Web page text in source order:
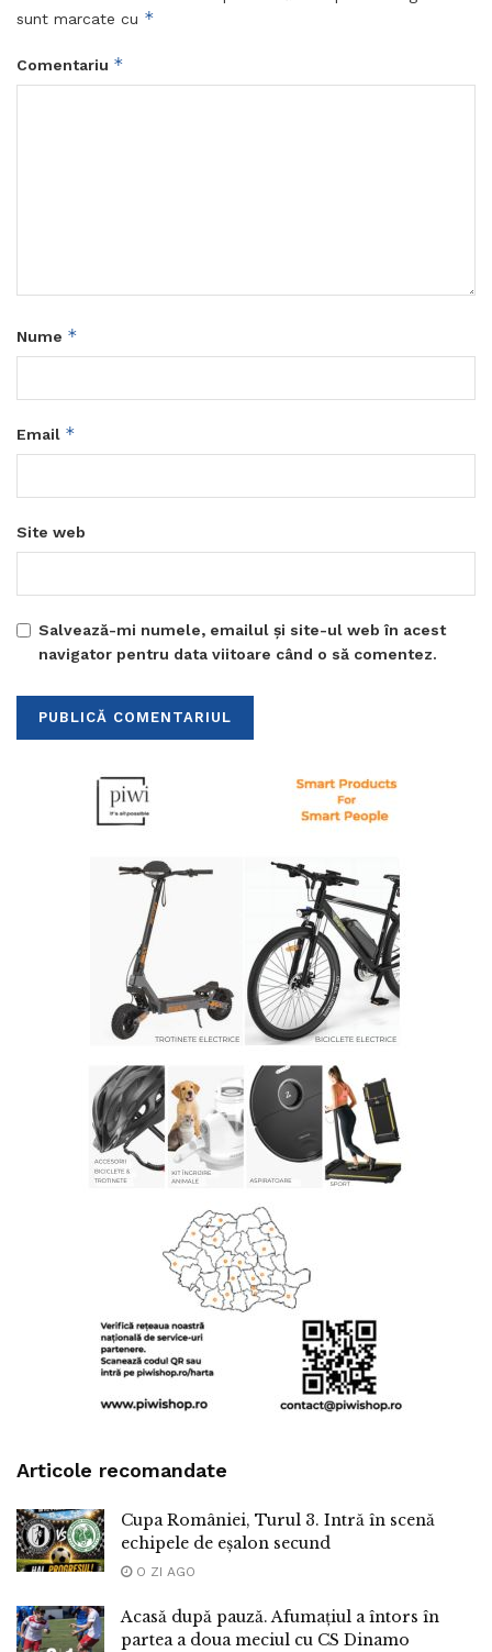
sunt marcate cu *
Comentariu *
Nume *
Email *
Site web
Salvează-mi numele, emailul și site-ul web în acest
navigator pentru data viitoare când o să comentez.
Articole recomandate
Cupa României, Turul 3. Intră în scenă
echipele de eșalon secund
O ZI AGO
Acasă după pauză. Afumațiul a întors în
partea a doua meciul cu CS Dinamo